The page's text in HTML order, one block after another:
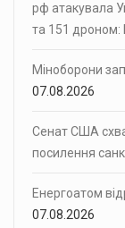
рф атакувала
та 151 дроном:
Міноборони
07.08.2026
Сенат США
посилення
Енергоатом
07.08.2026